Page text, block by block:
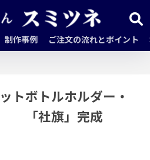
制作事例 ご注文の流れとポイント
トボトルホルダー・
「社旗」完成